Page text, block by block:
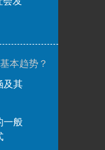
本趋势？
及其
一般